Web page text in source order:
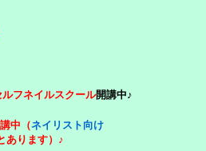
フネイルスクール開講中♪
中（ネイリスト向け
あります）♪